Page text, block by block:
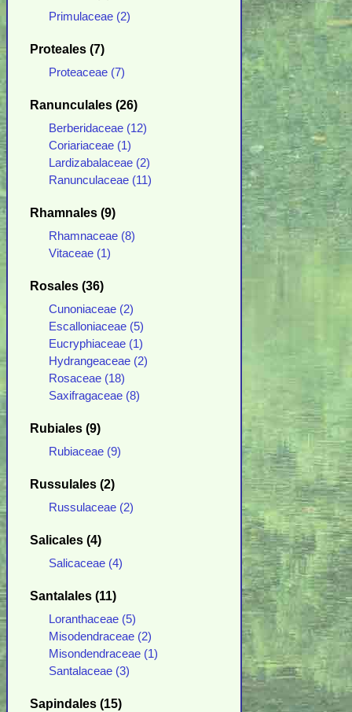
Primulaceae (2)
Proteales (7)
Proteaceae (7)
Ranunculales (26)
Berberidaceae (12)
Coriariaceae (1)
Lardizabalaceae (2)
Ranunculaceae (11)
Rhamnales (9)
Rhamnaceae (8)
Vitaceae (1)
Rosales (36)
Cunoniaceae (2)
Escalloniaceae (5)
Eucryphiaceae (1)
Hydrangeaceae (2)
Rosaceae (18)
Saxifragaceae (8)
Rubiales (9)
Rubiaceae (9)
Russulales (2)
Russulaceae (2)
Salicales (4)
Salicaceae (4)
Santalales (11)
Loranthaceae (5)
Misodendraceae (2)
Misondendraceae (1)
Santalaceae (3)
Sapindales (15)